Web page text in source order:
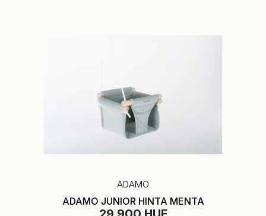
ADAMO
ADAMO JUNIOR HINTA MENTA